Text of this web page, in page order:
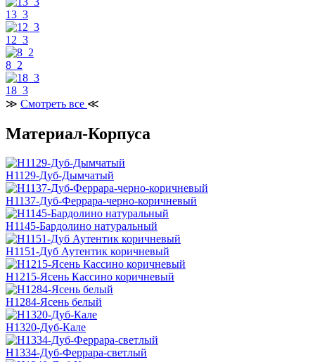
13_3
12_3
8_2
18_3
≫ Смотреть все ≪
Материал-Корпуса
H1129-Дуб-Дымчатый
H1137-Дуб-Феррара-черно-коричневый
H1145-Бардолино натуральный
H1151-Дуб Аутентик коричневый
H1215-Ясень Кассино коричневый
H1284-Ясень белый
H1320-Дуб-Кале
H1334-Дуб-Феррара-светлый